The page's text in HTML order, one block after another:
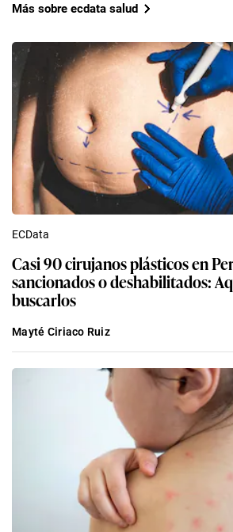
Más sobre ecdata salud
ECData
Casi 90 cirujanos plásticos en
sancionados o deshabilitados:
buscarlos
Mayté Ciriaco Ruiz